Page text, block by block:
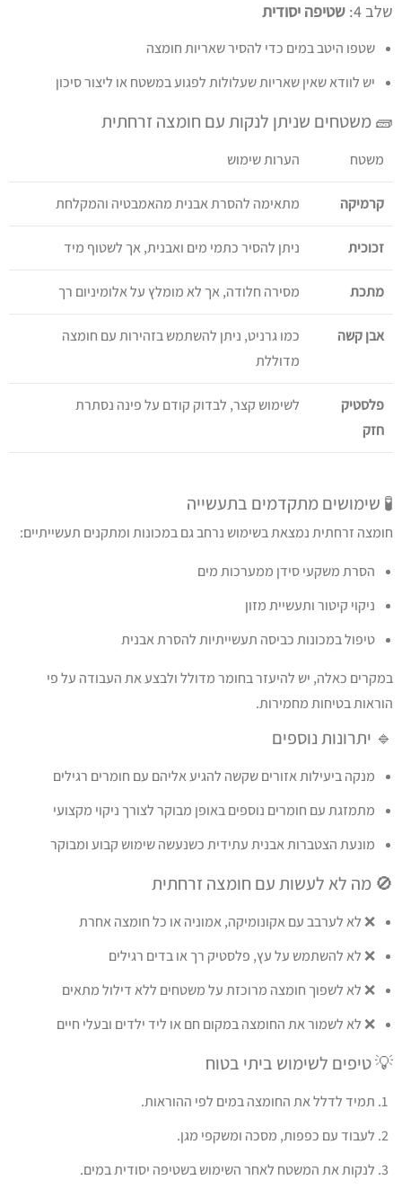
שלב 4: שטיפה יסודית
שטפו היטב במים כדי להסיר שאריות חומצה
יש לוודא שאין שאריות שעלולות לפגוע במשטח או ליצור סיכון
🧱 משטחים שניתן לנקות עם חומצה זרחתית
משטח הערות שימוש
קרמיקה מתאימה להסרת אבנית מהאמבטיה והמקלחת
זכוכית ניתן להסיר כתמי מים ואבנית, אך לשטוף מיד
מתכת מסירה חלודה, אך לא מומלץ על אלומיניום רך
אבן קשה
כמו גרניט, ניתן להשתמש בזהירות עם חומצה
מדוללת
פלסטיק
חזק
לשימוש קצר, לבדוק קודם על פינה נסתרת
🧪 שימושים מתקדמים בתעשייה
חומצה זרחתית נמצאת בשימוש נרחב גם במכונות ומתקנים תעשייתיים:
הסרת משקעי סידן ממערכות מים
ניקוי קיטור ותעשיית מזון
טיפול במכונות כביסה תעשייתיות להסרת אבנית
במקרים כאלה, יש להיעזר בחומר מדולל ולבצע את העבודה על פי
הוראות בטיחות מחמירות.
🔹 יתרונות נוספים
מנקה ביעילות אזורים שקשה להגיע אליהם עם חומרים רגילים
מתמזגת עם חומרים נוספים באופן מבוקר לצורך ניקוי מקצועי
מונעת הצטברות אבנית עתידית כשנעשה שימוש קבוע ומבוקר
🚫 מה לא לעשות עם חומצה זרחתית
❌ לא לערבב עם אקונומיקה, אמוניה או כל חומצה אחרת
❌ לא להשתמש על עץ, פלסטיק רך או בדים רגילים
❌ לא לשפוך חומצה מרוכזת על משטחים ללא דילול מתאים
❌ לא לשמור את החומצה במקום חם או ליד ילדים ובעלי חיים
💡 טיפים לשימוש ביתי בטוח
תמיד לדלל את החומצה במים לפי ההוראות.
לעבוד עם כפפות, מסכה ומשקפי מגן.
לנקות את המשטח לאחר השימוש בשטיפה יסודית במים.